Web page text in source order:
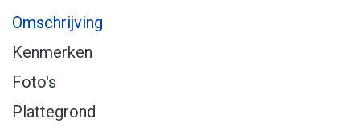
Omschrijving
Kenmerken
Foto's
Plattegrond